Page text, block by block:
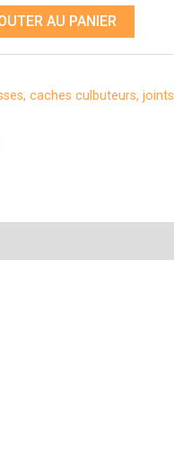
AU PANIER
caches culbuteurs,